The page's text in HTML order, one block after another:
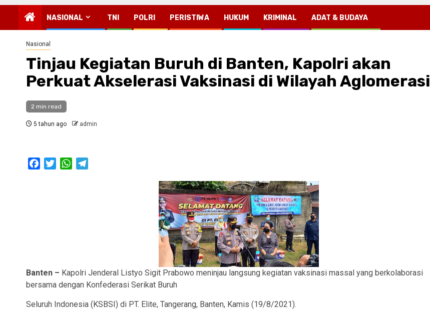
NASIONAL TNI POLRI PERISTIWA HUKUM KRIMINAL ADAT & BUDAYA
Nasional
Tinjau Kegiatan Buruh di Banten, Kapolri akan
Perkuat Akselerasi Vaksinasi di Wilayah Aglomerasi
2 min read
5 tahun ago admin
FacebookTwitterWhatsApp
Banten – Kapolri Jenderal Listyo Sigit Prabowo meninjau langsung kegiatan vaksinasi massal yang berkolaborasi
bersama dengan Konfederasi Serikat Buruh
Seluruh Indonesia (KSBSI) di PT. Elite, Tangerang, Banten, Kamis (19/8/2021).